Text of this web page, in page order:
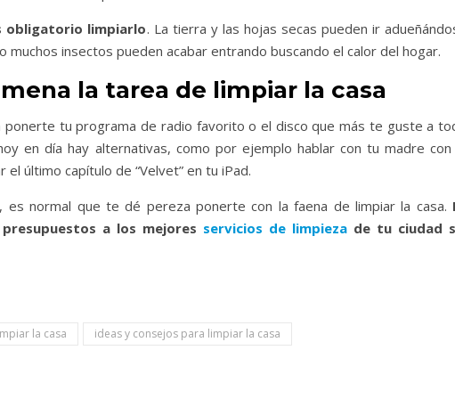
obligatorio limpiarlo. La tierra y las hojas secas pueden ir
muchos insectos pueden acabar entrando buscando el calor del hogar.
la tarea de limpiar la casa
ponerte tu programa de radio favorito o el disco que más te guste a
en día hay alternativas, como por ejemplo hablar con tu madre con
último capítulo de “Velvet” en tu iPad.
es normal que te dé pereza ponerte con la faena de limpiar la casa.
a los mejores servicios de limpieza de tu ciudad
la casa
ideas y consejos para limpiar la casa